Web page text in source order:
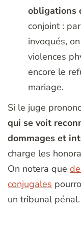
obligations
conjoint :
invoqués,
violences
encore le
mariage.
Si le juge
qui se voit
dommages et
charge les
On notera que
conjugales
un tribunal pénal.